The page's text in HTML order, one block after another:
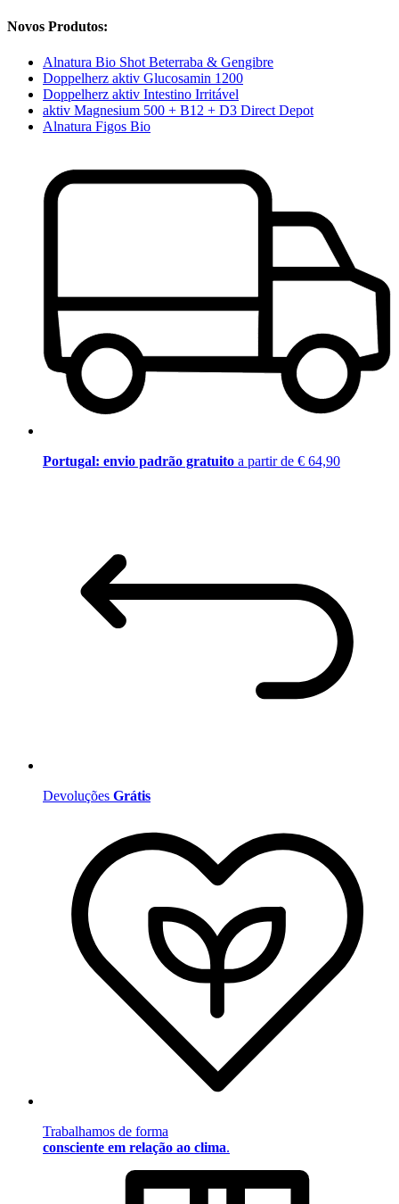
Novos Produtos:
Alnatura Bio Shot Beterraba & Gengibre
Doppelherz aktiv Glucosamin 1200
Doppelherz aktiv Intestino Irritável
aktiv Magnesium 500 + B12 + D3 Direct Depot
Alnatura Figos Bio
Portugal: envio padrão gratuito a partir de € 64,90
Devoluções Grátis
Trabalhamos de forma
consciente em relação ao clima.